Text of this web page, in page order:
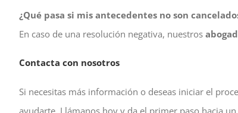
¿Qué pasa si mis antecedentes no son
En caso de una resolución negativa, nuestros
Contacta con nosotros
Si necesitas más información o deseas iniciar el
ayudarte. Llámanos hoy y da el primer paso hacia